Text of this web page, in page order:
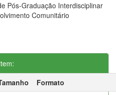
Pós-Graduação Interdisciplinar
Comunitário
Formato